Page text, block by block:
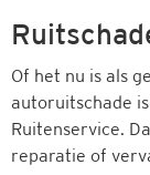
Of het nu is als
autoruitschade
Ruitenservice.
reparatie of